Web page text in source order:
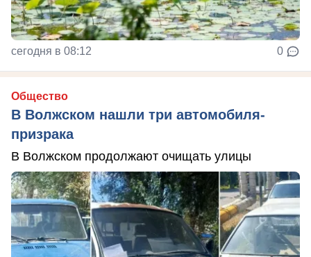
сегодня в 08:12 0
Общество
В Волжском нашли три автомобиля-
призрака
В Волжском продолжают очищать улицы